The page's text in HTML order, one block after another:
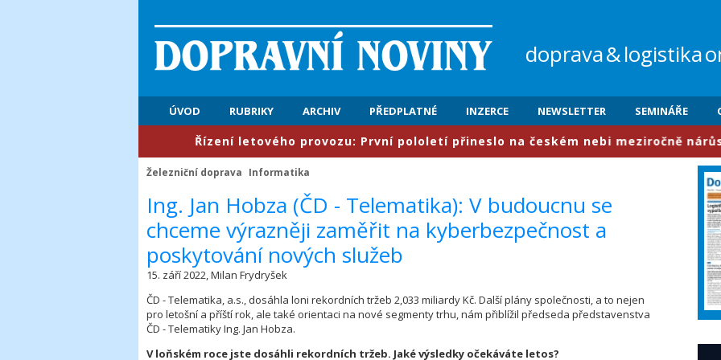
doprava&logistika
ÚVOD RUBRIKY ARCHIV PŘEDPLATNÉ INZERCE NEWSLETTER SEMINÁŘE
​Řízení letového provozu: První pololetí přineslo na českém nebi meziročně nárůst provozu o
Železniční doprava Informatika
​Ing. Jan Hobza (ČD - Telematika): V budoucnu se
chceme výrazněji zaměřit na kyberbezpečnost a
poskytování nových služeb
15. září 2022, Milan Frydryšek
ČD - Telematika, a.s., dosáhla loni rekordních tržeb 2,033 miliardy Kč. Další plány společnosti, a to nejen
pro letošní a příští rok, ale také orientaci na nové segmenty trhu, nám přiblížil předseda představenstva
ČD - Telematiky Ing. Jan Hobza.
V loňském roce jste dosáhli rekordních tržeb. Jaké výsledky očekáváte letos?